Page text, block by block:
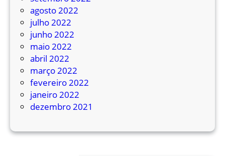
agosto 2022
julho 2022
junho 2022
maio 2022
abril 2022
março 2022
fevereiro 2022
janeiro 2022
dezembro 2021